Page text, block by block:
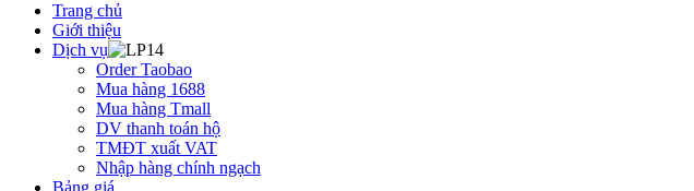
Trang chủ
Giới thiệu
Dịch vụ
Order Taobao
Mua hàng 1688
Mua hàng Tmall
DV thanh toán hộ
TMĐT xuất VAT
Nhập hàng chính ngạch
Bảng giá